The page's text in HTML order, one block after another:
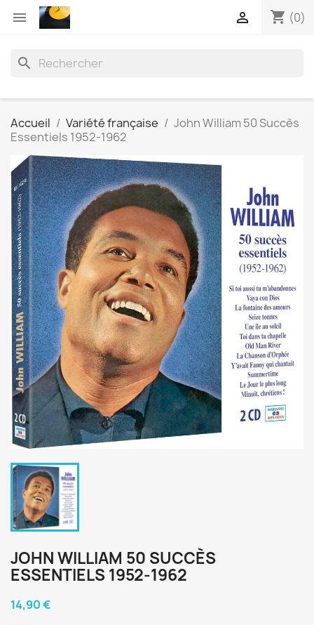
 shopping_cart (0)

search
Accueil Variété française
John William 50 Succès
Essentiels 1952-1962
JOHN WILLIAM 50 SUCCÈS
ESSENTIELS 1952-1962
14,90 €